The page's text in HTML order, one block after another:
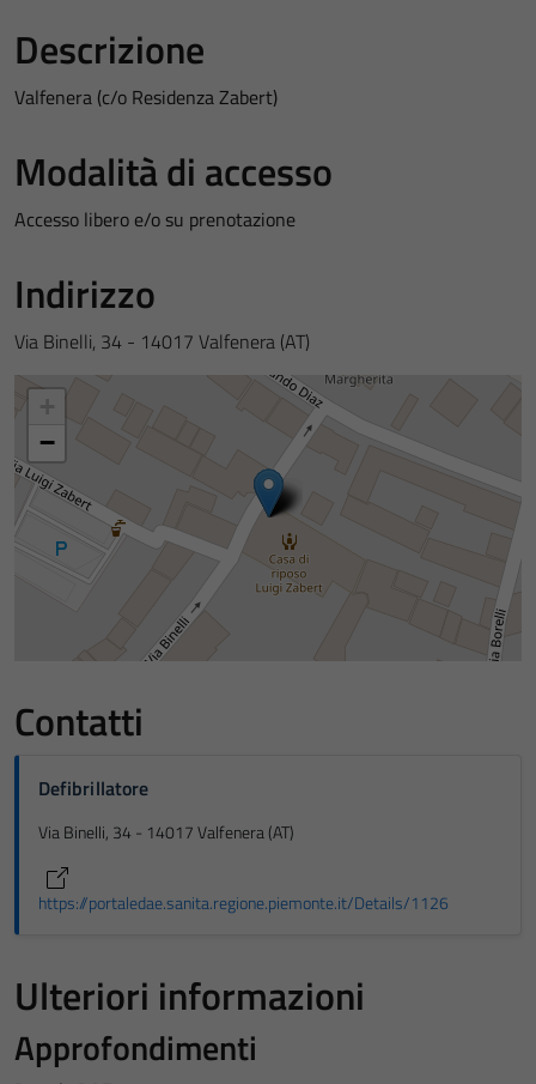
Descrizione
Valfenera (c/o Residenza Zabert)
Modalità di accesso
Accesso libero e/o su prenotazione
Indirizzo
Via Binelli, 34 - 14017 Valfenera (AT)
−
Contatti
Defibrillatore
Via Binelli, 34 - 14017 Valfenera (AT)
https://portaledae.sanita.regione.piemonte.it/Details/1126
Ulteriori informazioni
Approfondimenti